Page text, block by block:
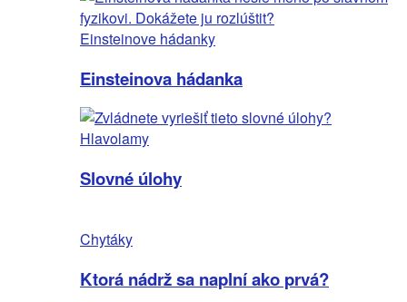
Einsteinove hádanky
Einsteinova hádanka
Hlavolamy
Slovné úlohy
Chytáky
Ktorá nádrž sa naplní ako prvá?